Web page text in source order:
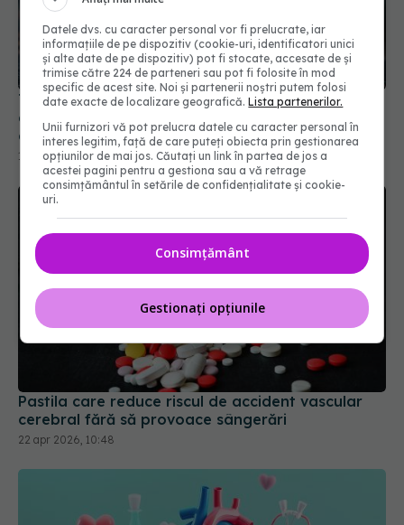
Tratament frecvent pentru tensiune ar putea
accelera deteriorarea rinichilor la pacienții cu
diabet
17 iun 2026, 18:05
Pastila care reduce riscul de accident vascular
cerebral fără să provoace sângerări
22 apr 2026, 10:48
Datele dvs. cu caracter personal vor fi prelucrate, iar
informațiile de pe dispozitiv (cookie-uri, identificatori unici
și alte date de pe dispozitiv) pot fi stocate, accesate de și
trimise către 224 de parteneri sau pot fi folosite în mod
specific de acest site. Noi și partenerii noștri putem folosi
date exacte de localizare geografică.Lista partenerilor.
Unii furnizori vă pot prelucra datele cu caracter personal în
interes legitim, față de care puteți obiecta prin gestionarea
opțiunilor de mai jos. Căutați un link în partea de jos a
acestei pagini pentru a gestiona sau a vă retrage
consimțământul în setările de confidențialitate și cookie-
uri.
Consimțământ
Gestionați opțiunile